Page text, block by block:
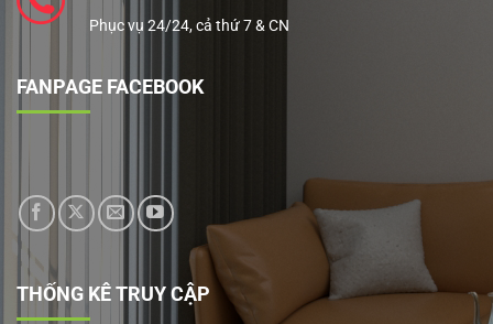
Phục vụ 24/24, cả thứ 7 & CN
FANPAGE FACEBOOK
THỐNG KÊ TRUY CẬP